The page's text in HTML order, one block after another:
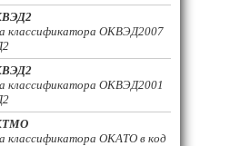
классификатора ОКВЭД2007
классификатора ОКВЭД2001
классификатора ОКАТО в код